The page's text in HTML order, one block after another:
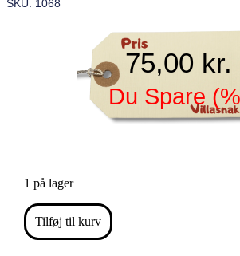
SKU: 1068
75,00 kr.
Du Spare (
1 på lager
Viola
Flødekande
af
Tilføj til kurv